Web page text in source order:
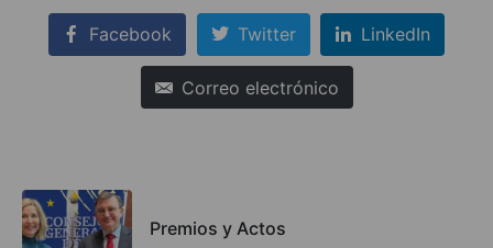
Facebook Twitter LinkedIn
Correo electrónico
Premios y Actos